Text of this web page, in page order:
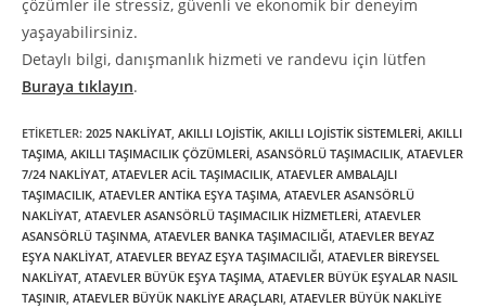
çözümler ile stressiz, güvenli ve ekonomik bir deneyim
yaşayabilirsiniz.
Detaylı bilgi, danışmanlık hizmeti ve randevu için lütfen
Buraya tıklayın.
ETIKETLER: 2025 NAKLIYAT, AKILLI LOJISTIK, AKILLI LOJISTIK SISTEMLERI, AKILLI
TAŞIMA, AKILLI TAŞIMACILIK ÇÖZÜMLERI, ASANSÖRLÜ TAŞIMACILIK, ATAEVLER
7/24 NAKLIYAT, ATAEVLER ACIL TAŞIMACILIK, ATAEVLER AMBALAJLI
TAŞIMACILIK, ATAEVLER ANTIKA EŞYA TAŞIMA, ATAEVLER ASANSÖRLÜ
NAKLIYAT, ATAEVLER ASANSÖRLÜ TAŞIMACILIK HIZMETLERI, ATAEVLER
ASANSÖRLÜ TAŞINMA, ATAEVLER BANKA TAŞIMACILIĞI, ATAEVLER BEYAZ
EŞYA NAKLIYAT, ATAEVLER BEYAZ EŞYA TAŞIMACILIĞI, ATAEVLER BIREYSEL
NAKLIYAT, ATAEVLER BÜYÜK EŞYA TAŞIMA, ATAEVLER BÜYÜK EŞYALAR NASIL
TAŞINIR, ATAEVLER BÜYÜK NAKLIYE ARAÇLARI, ATAEVLER BÜYÜK NAKLIYE